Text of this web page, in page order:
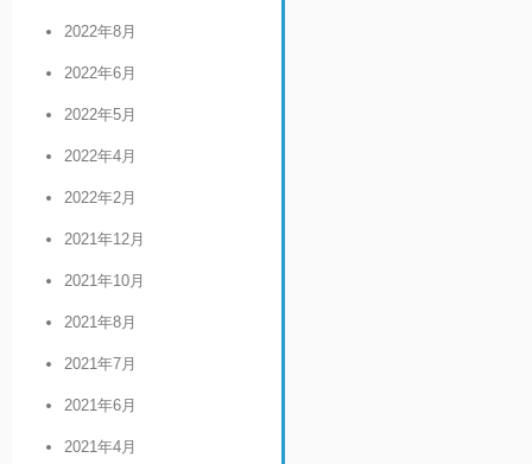
2022年8月
2022年6月
2022年5月
2022年4月
2022年2月
2021年12月
2021年10月
2021年8月
2021年7月
2021年6月
2021年4月